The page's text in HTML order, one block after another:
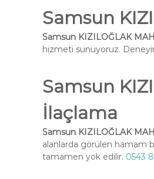
Samsun
Samsun KIZILOĞLAK
hizmeti sunuyoruz.
Samsun
İlaçlama
Samsun KIZILOĞLAK
alanlarda görülen hamam
tamamen yok edilir. 0543